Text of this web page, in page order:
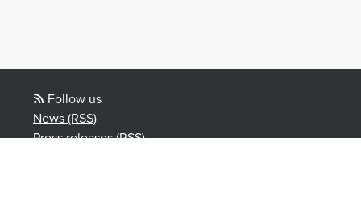
Follow us
News (RSS)
Press releases (RSS)